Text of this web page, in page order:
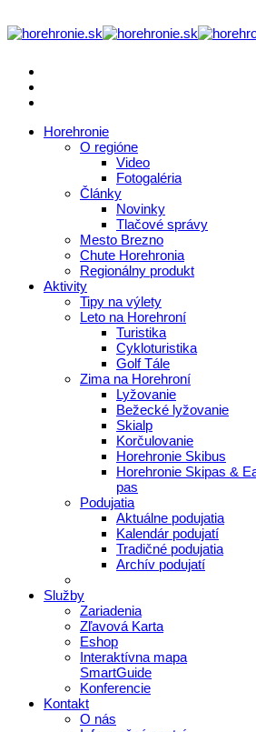
Horehronie
O regióne
Video
Fotogaléria
Články
Novinky
Tlačové správy
Mesto Brezno
Chute Horehronia
Regionálny produkt
Aktivity
Tipy na výlety
Leto na Horehroní
Turistika
Cykloturistika
Golf Tále
Zima na Horehroní
Lyžovanie
Bežecké lyžovanie
Skialp
Korčulovanie
Horehronie Skibus
Horehronie Skipas &
pas
Podujatia
Aktuálne podujatia
Kalendár podujatí
Tradičné podujatia
Archív podujatí
Služby
Zariadenia
Zľavová Karta
Eshop
Interaktívna mapa
SmartGuide
Konferencie
Kontakt
O nás